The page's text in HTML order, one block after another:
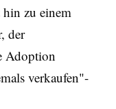
zu einem
der
Adoption
verkaufen"-